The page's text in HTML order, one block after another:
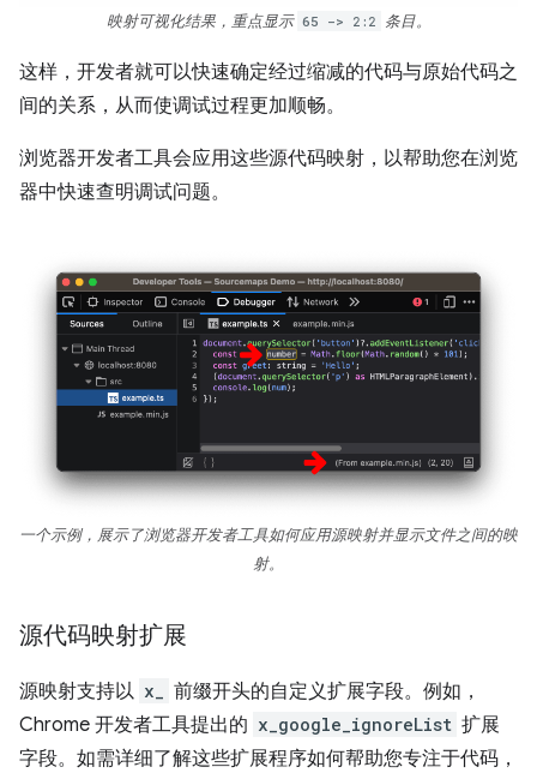
映射可视化结果，重点显示 65 -> 2:2 条目。
这样，开发者就可以快速确定经过缩减的代码与原始代码之
间的关系，从而使调试过程更加顺畅。
浏览器开发者工具会应用这些源代码映射，以帮助您在浏览
器中快速查明调试问题。
一个示例，展示了浏览器开发者工具如何应用源映射并显示文件之间的映
射。
源代码映射扩展
源映射支持以 x_
前缀开头的自定义扩展字段。例如，
Chrome 开发者工具提出的 x_google_ignoreList 扩展
字段。如需详细了解这些扩展程序如何帮助您专注于代码，